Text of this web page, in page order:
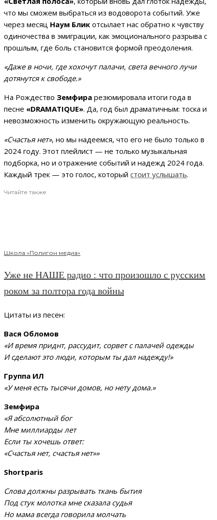
что мы сможем выбраться из водоворота событий. Уже
через месяц Наум Блик отсылает нас обратно к чувству
одиночества в эмиграции, как эмоционального разрыва с
прошлым, где боль становится формой преодоления.
«Даже в ночи, где хохочут палачи, света вечного лучи
дотянутся к свободе.»
На Рождество Земфира резюмировала итоги года в
песне «DRAMATIQUE». Да, год был драматичным: тоска и
невозможность изменить окружающую реальность.
«Счастья нет», но мы надеемся, что его не было только в
2024 году. Этот плейлист — не только музыкальная
подборка, но и отражение событий и надежд 2024 года.
Каждый трек — это голос, который стоит услышать.
Читайте также
Школа «Полигон медиа»
Уже не НАШЕ радио : что произошло с русским
роком за полтора года войны
Цитаты из песен:
Вася Обломов
«И время приднт, рассудит, сорвет с палачей одежды
И сделают это люди, которым ты дал надежду!»
Группа ИЛ
«У меня есть тысячи домов, но нету дома.»
Земфира
«Я абсолютный бог
Мне миллиарды лет
Если ты хочешь ответ:
«Счастья нет, счастья нет»»
Shortparis
Слова должны разрывать ткань бытия
Под стук молотка мне сказала судья
Но мама всегда говорила молчать